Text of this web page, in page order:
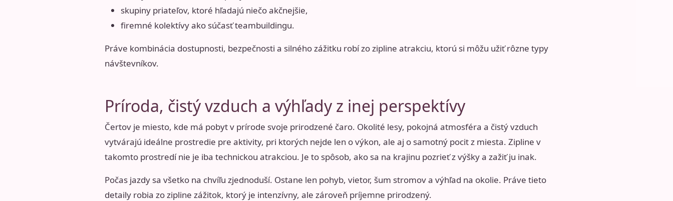
skupiny priateľov, ktoré hľadajú niečo akčnejšie,
firemné kolektívy ako súčasť teambuildingu.
Práve kombinácia dostupnosti, bezpečnosti a silného zážitku robí zo zipline atrakciu, ktorú si môžu užiť rôzne typy
návštevníkov.
Príroda, čistý vzduch a výhľady z inej perspektívy
Čertov je miesto, kde má pobyt v prírode svoje prirodzené čaro. Okolité lesy, pokojná atmosféra a čistý vzduch
vytvárajú ideálne prostredie pre aktivity, pri ktorých nejde len o výkon, ale aj o samotný pocit z miesta. Zipline v
takomto prostredí nie je iba technickou atrakciou. Je to spôsob, ako sa na krajinu pozrieť z výšky a zažiť ju inak.
Počas jazdy sa všetko na chvíľu zjednoduší. Ostane len pohyb, vietor, šum stromov a výhľad na okolie. Práve tieto
detaily robia zo zipline zážitok, ktorý je intenzívny, ale zároveň príjemne prirodzený.